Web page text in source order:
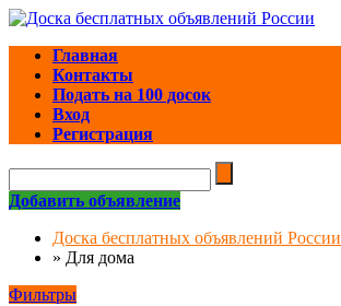
Главная
Контакты
Подать на 100 досок
Вход
Регистрация
Добавить объявление
Доска бесплатных объявлений России
» Для дома
Фильтры